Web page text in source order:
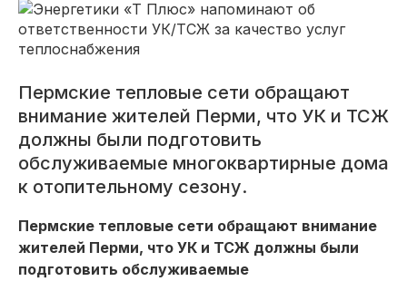
Пермские тепловые сети обращают
внимание жителей Перми, что УК и ТСЖ
должны были подготовить
обслуживаемые многоквартирные дома
к отопительному сезону.
Пермские тепловые сети обращают внимание
жителей Перми, что УК и ТСЖ должны были
подготовить обслуживаемые